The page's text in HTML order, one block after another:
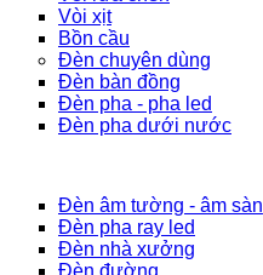
Vòi xịt
Bồn cầu
Đèn chuyên dùng
Đèn bàn đồng
Đèn pha - pha led
Đèn pha dưới nước
Đèn âm tường - âm sàn
Đèn pha ray led
Đèn nhà xưởng
Đèn đường